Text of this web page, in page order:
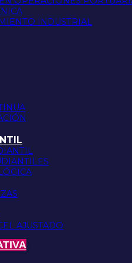
INDUSTRIAL
AJUSTADO